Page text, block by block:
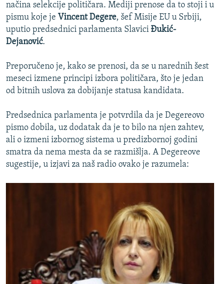
načina selekcije političara. Mediji prenose da to stoji i u
pismu koje je Vincent Degere, šef Misije EU u Srbiji,
uputio predsednici parlamenta Slavici Đukić-
Dejanović.
Preporučeno je, kako se prenosi, da se u narednih šest
meseci izmene principi izbora političara, što je jedan
od bitnih uslova za dobijanje statusa kandidata.
Predsednica parlamenta je potvrdila da je Degereovo
pismo dobila, uz dodatak da je to bilo na njen zahtev,
ali o izmeni izbornog sistema u predizbornoj godini
smatra da nema mesta da se razmišlja. A Degereove
sugestije, u izjavi za naš radio ovako je razumela: